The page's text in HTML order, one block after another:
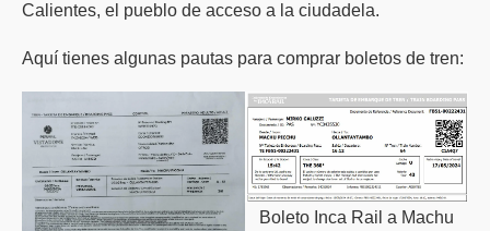
Calientes, el pueblo de acceso a la ciudadela.
Aquí tienes algunas pautas para comprar boletos de tren:
Boleto Inca Rail a Machu